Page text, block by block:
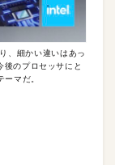
、細かい違いはあっ
後のプロセッサにと
マだ。